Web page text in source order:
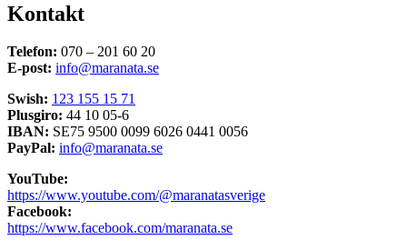
Kontakt
Telefon: 070 – 201 60 20
E-post: info@maranata.se
Swish: 123 155 15 71
Plusgiro: 44 10 05-6
IBAN: SE75 9500 0099 6026 0441 0056
PayPal: info@maranata.se
YouTube:
https://www.youtube.com/@maranatasverige
Facebook:
https://www.facebook.com/maranata.se